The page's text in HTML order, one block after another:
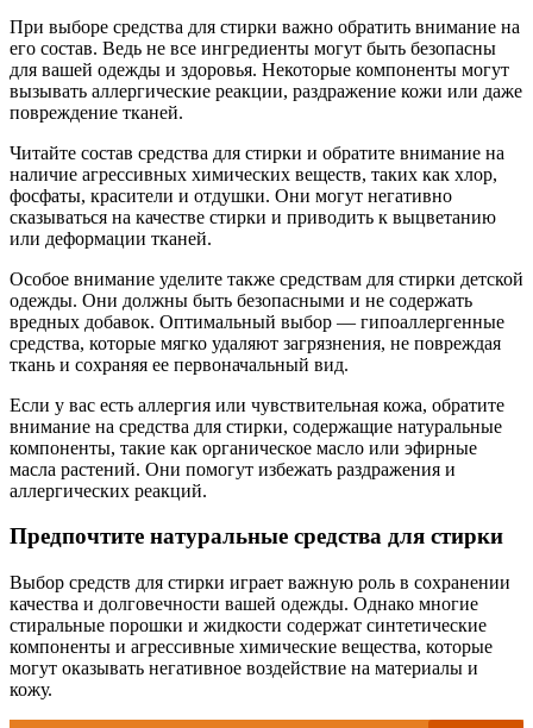
При выборе средства для стирки важно обратить внимание на
его состав. Ведь не все ингредиенты могут быть безопасны
для вашей одежды и здоровья. Некоторые компоненты могут
вызывать аллергические реакции, раздражение кожи или даже
повреждение тканей.
Читайте состав средства для стирки и обратите внимание на
наличие агрессивных химических веществ, таких как хлор,
фосфаты, красители и отдушки. Они могут негативно
сказываться на качестве стирки и приводить к выцветанию
или деформации тканей.
Особое внимание уделите также средствам для стирки детской
одежды. Они должны быть безопасными и не содержать
вредных добавок. Оптимальный выбор — гипоаллергенные
средства, которые мягко удаляют загрязнения, не повреждая
ткань и сохраняя ее первоначальный вид.
Если у вас есть аллергия или чувствительная кожа, обратите
внимание на средства для стирки, содержащие натуральные
компоненты, такие как органическое масло или эфирные
масла растений. Они помогут избежать раздражения и
аллергических реакций.
Предпочтите натуральные средства для стирки
Выбор средств для стирки играет важную роль в сохранении
качества и долговечности вашей одежды. Однако многие
стиральные порошки и жидкости содержат синтетические
компоненты и агрессивные химические вещества, которые
могут оказывать негативное воздействие на материалы и
кожу.